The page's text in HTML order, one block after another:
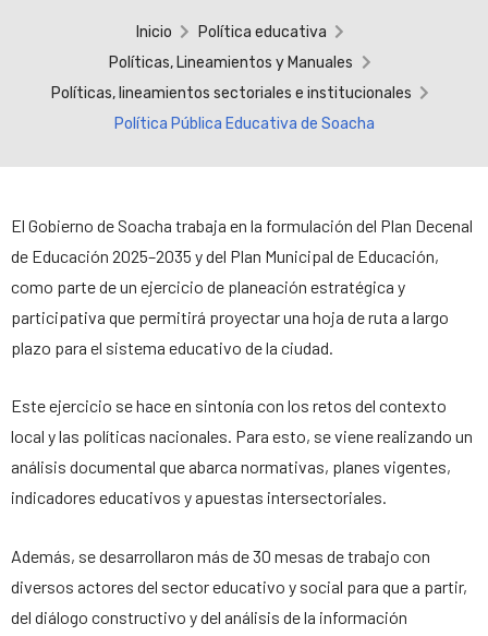
Inicio
Política educativa
Políticas, Lineamientos y Manuales
Políticas, lineamientos sectoriales e institucionales
Política Pública Educativa de Soacha
El Gobierno de Soacha trabaja en la formulación del Plan Decenal
de Educación 2025–2035 y del Plan Municipal de Educación,
como parte de un ejercicio de planeación estratégica y
participativa que permitirá proyectar una hoja de ruta a largo
plazo para el sistema educativo de la ciudad.
Este ejercicio se hace en sintonía con los retos del contexto
local y las políticas nacionales. Para esto, se viene realizando un
análisis documental que abarca normativas, planes vigentes,
indicadores educativos y apuestas intersectoriales.
Además, se desarrollaron más de 30 mesas de trabajo con
diversos actores del sector educativo y social para que a partir,
del diálogo constructivo y del análisis de la información